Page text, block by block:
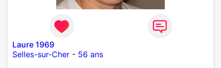
Laure 1969
Selles-sur-Cher - 56 ans